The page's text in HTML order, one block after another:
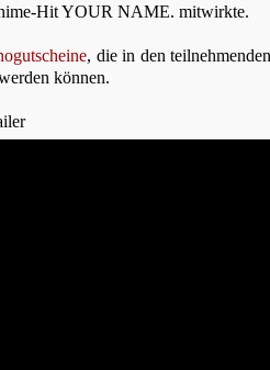
Hit YOUR NAME. mitwirkte.
, die in den
können.